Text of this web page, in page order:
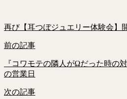
再び【耳つぼジュエリー体験会】
前の記事
『コワモテの隣人がΩだった時の
の営業日
次の記事